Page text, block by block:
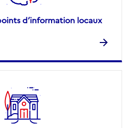
d’information locaux